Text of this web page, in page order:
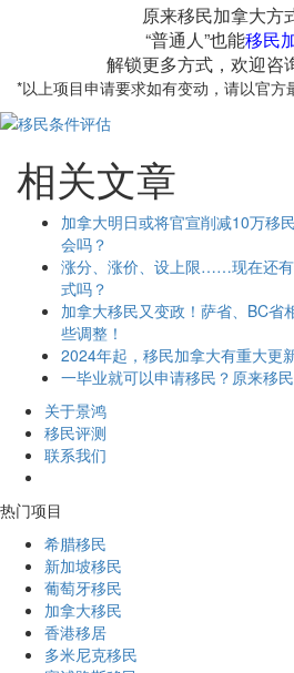
原来移民加拿大方
“普通人”也能移民
解锁更多方式，欢迎咨
*以上项目申请要求如有变动，请以官方
相关文章
加拿大明日或将官宣削减10万移
会吗？
涨分、涨价、设上限……现在还
式吗？
加拿大移民又变政！萨省、BC省
些调整！
2024年起，移民加拿大有重大更
一毕业就可以申请移民？原来移
关于景鸿
移民评测
联系我们
热门项目
希腊移民
新加坡移民
葡萄牙移民
加拿大移民
香港移居
多米尼克移民